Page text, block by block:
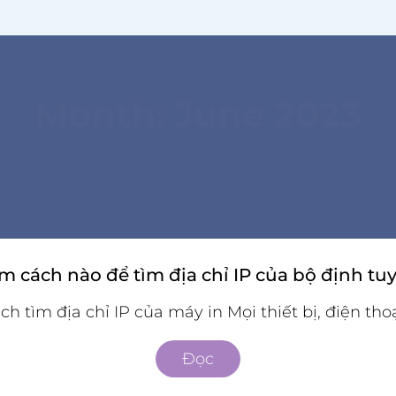
cách nào để tìm địa chỉ IP của bộ định
tìm địa chỉ IP của máy in Mọi thiết bị, điện
Đọc